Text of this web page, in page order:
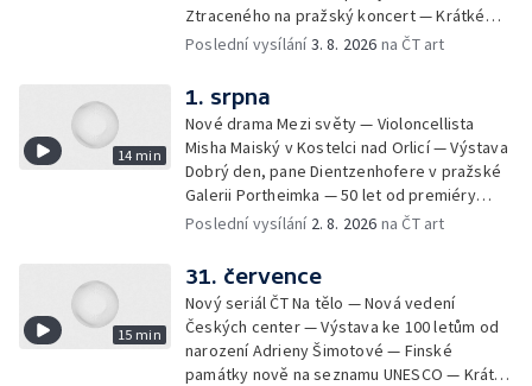
Ztraceného na pražský koncert — Krátké
zprávy z kultury — Nález historických
Poslední vysílání3. 8. 2026 na ČT art
14 min
1. srpna
Nové drama Mezi světy — Violoncellista
Misha Maiský v Kostelci nad Orlicí — Výstava
Dobrý den, pane Dientzenhofere v pražské
Galerii Portheimka — 50 let od premiéry
filmu Na samotě u lesa — Krátké zprávy z
Mercury
Poslední vysílání 2. 8. 2026 na ČT art
15 min
31. července
Nový seriál ČT Na tělo — Nová vedení
Českých center — Výstava ke 100 letům od
narození Adrieny Šimotové — Finské
památky nově na seznamu UNESCO — Krátké